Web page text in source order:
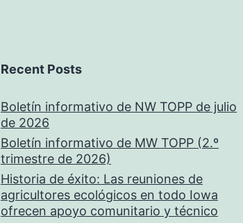
Recent Posts
Boletín informativo de NW TOPP de julio
de 2026
Boletín informativo de MW TOPP (2.º
trimestre de 2026)
Historia de éxito: Las reuniones de
agricultores ecológicos en todo Iowa
ofrecen apoyo comunitario y técnico